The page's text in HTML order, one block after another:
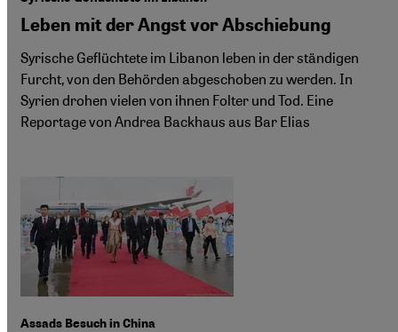
Leben mit der Angst vor Abschiebung
Syrische Geflüchtete im Libanon leben in der ständigen
Furcht, von den Behörden abgeschoben zu werden. In
Syrien drohen vielen von ihnen Folter und Tod. Eine
Reportage von Andrea Backhaus aus Bar Elias
Assads Besuch in China